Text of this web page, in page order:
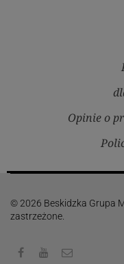
Opinie o
© 2026 Beskidzka Grupa
zastrzeżone.